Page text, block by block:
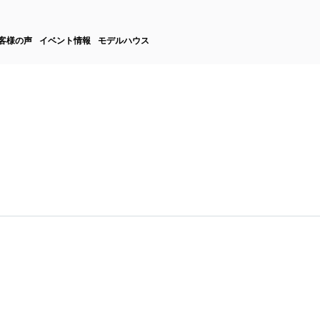
様の声 イベント情報 モデルハウス